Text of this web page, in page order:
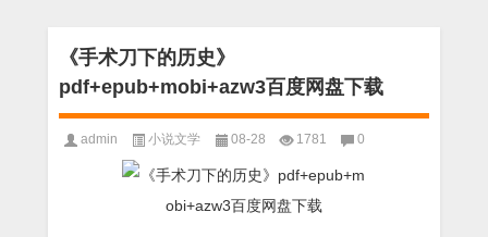
《手术刀下的历史》
pdf+epub+mobi+azw3百度网盘下载
admin 小说文学 08-28 1781 0